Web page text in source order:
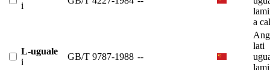
i
a
L-uguale
i
GB/T 9787-1988 --
lati